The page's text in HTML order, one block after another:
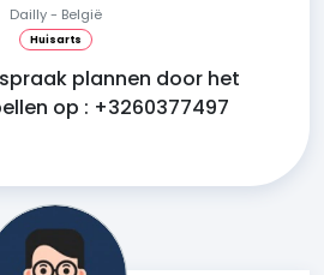
Dailly - België
Huisarts
plannen door het
op : +3260377497